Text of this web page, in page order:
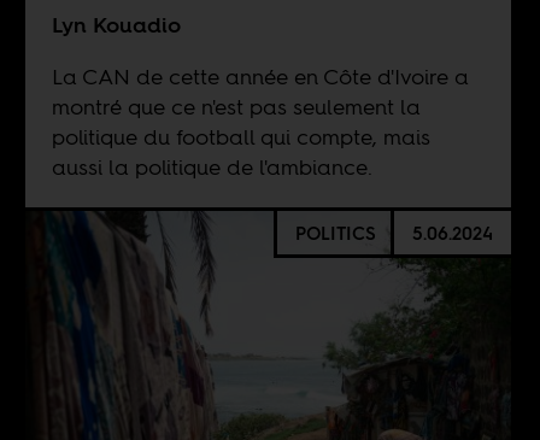
Lyn Kouadio
La CAN de cette année en Côte d'Ivoire a
montré que ce n'est pas seulement la
politique du football qui compte, mais
aussi la politique de l'ambiance.
POLITICS 5.06.2024